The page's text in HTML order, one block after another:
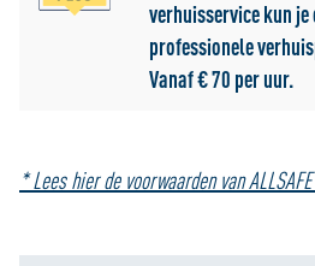
verhuisservice kun je
professionele
Vanaf € 70 per uur.
* Lees hier de voorwaarden van